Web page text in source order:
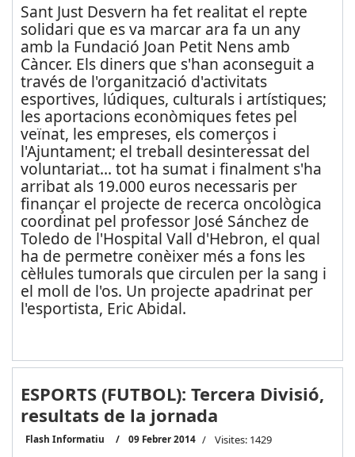
Sant Just Desvern ha fet realitat el repte
solidari que es va marcar ara fa un any
amb la Fundació Joan Petit Nens amb
Càncer. Els diners que s'han aconseguit a
través de l'organització d'activitats
esportives, lúdiques, culturals i artístiques;
les aportacions econòmiques fetes pel
veïnat, les empreses, els comerços i
l'Ajuntament; el treball desinteressat del
voluntariat... tot ha sumat i finalment s'ha
arribat als 19.000 euros necessaris per
finançar el projecte de recerca oncològica
coordinat pel professor José Sánchez de
Toledo de l'Hospital Vall d'Hebron, el qual
ha de permetre conèixer més a fons les
cèl·lules tumorals que circulen per la sang i
el moll de l'os. Un projecte apadrinat per
l'esportista, Eric Abidal.
ESPORTS (FUTBOL): Tercera Divisió,
resultats de la jornada
Flash Informatiu 09 Febrer 2014 Visites: 1429